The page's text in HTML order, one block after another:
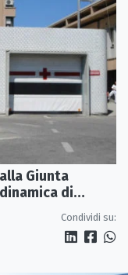
Giunta
di
Condividi su: